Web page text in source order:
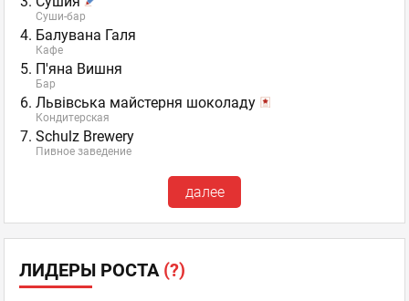
Суши-бар
Балувана Галя
Кафе
П'яна Вишня
Бар
Львівська майстерня шоколаду
Кондитерская
Schulz Brewery
Пивное заведение
далее
ЛИДЕРЫ РОСТА (?)